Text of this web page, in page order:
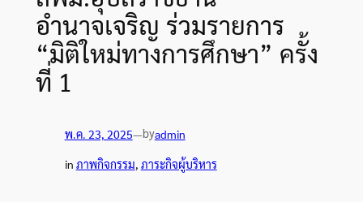
อำนาจเจริญ ร่วมรายการ
“มิติใหม่ทางการศึกษา” ครั้ง
ที่ 1
พ.ค. 23, 2025—byadmin
in ภาพกิจกรรม ภาระกิจผู้บริหาร